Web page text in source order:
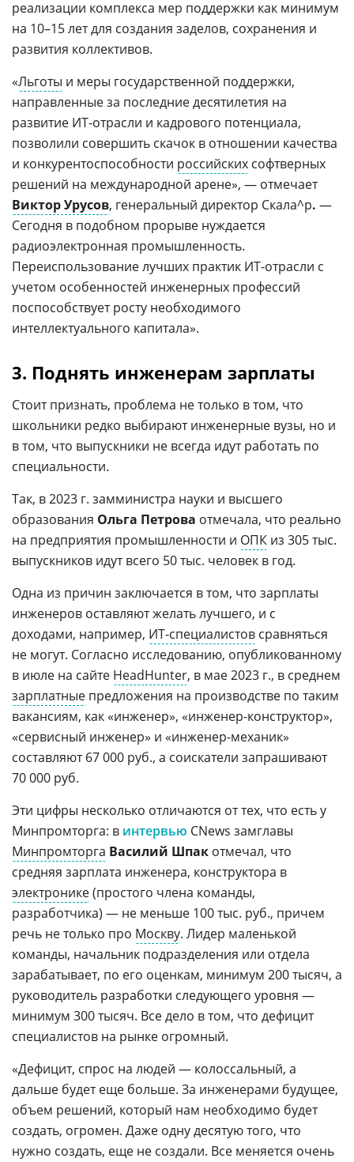
реализации комплекса мер поддержки как минимум
на 10–15 лет для создания заделов, сохранения и
развития коллективов.
«Льготы и меры государственной поддержки,
направленные за последние десятилетия на
развитие ИТ-отрасли и кадрового потенциала,
позволили совершить скачок в отношении качества
и конкурентоспособности российских софтверных
решений на международной арене», — отмечает
Виктор Урусов, генеральный директор Скала^р. —
Сегодня в подобном прорыве нуждается
радиоэлектронная промышленность.
Переиспользование лучших практик ИТ-отрасли с
учетом особенностей инженерных профессий
поспособствует росту необходимого
интеллектуального капитала».
3. Поднять инженерам зарплаты
Стоит признать, проблема не только в том, что
школьники редко выбирают инженерные вузы, но и
в том, что выпускники не всегда идут работать по
специальности.
Так, в 2023 г. замминистра науки и высшего
образования Ольга Петрова отмечала, что реально
на предприятия промышленности и ОПК из 305 тыс.
выпускников идут всего 50 тыс. человек в год.
Одна из причин заключается в том, что зарплаты
инженеров оставляют желать лучшего, и с
доходами, например, ИТ-специалистов сравняться
не могут. Согласно исследованию, опубликованному
в июле на сайте HeadHunter, в мае 2023 г., в среднем
зарплатные предложения на производстве по таким
вакансиям, как «инженер», «инженер-конструктор»,
«сервисный инженер» и «инженер-механик»
составляют 67 000 руб., а соискатели запрашивают
70 000 руб.
Эти цифры несколько отличаются от тех, что есть у
Минпромторга: в интервью CNews замглавы
Минпромторга Василий Шпак отмечал, что
средняя зарплата инженера, конструктора в
электронике(простого члена команды,
разработчика) — не меньше 100 тыс. руб., причем
речь не только про Москву. Лидер маленькой
команды, начальник подразделения или отдела
зарабатывает, по его оценкам, минимум 200 тысяч, а
руководитель разработки следующего уровня —
минимум 300 тысяч. Все дело в том, что дефицит
специалистов на рынке огромный.
«Дефицит, спрос на людей — колоссальный, а
дальше будет еще больше. За инженерами будущее,
объем решений, который нам необходимо будет
создать, огромен. Даже одну десятую того, что
нужно создать, еще не создали. Все меняется очень